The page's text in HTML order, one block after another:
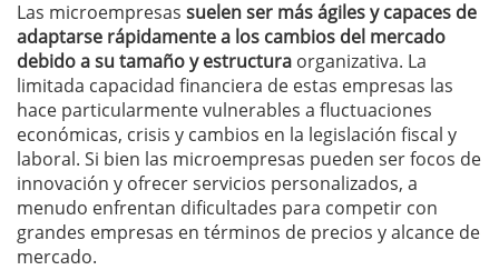
Las microempresas suelen ser más ágiles y capaces de
adaptarse rápidamente a los cambios del mercado
debido a su tamaño y estructura organizativa. La
limitada capacidad financiera de estas empresas las
hace particularmente vulnerables a fluctuaciones
económicas, crisis y cambios en la legislación fiscal y
laboral. Si bien las microempresas pueden ser focos de
innovación y ofrecer servicios personalizados, a
menudo enfrentan dificultades para competir con
grandes empresas en términos de precios y alcance de
mercado.